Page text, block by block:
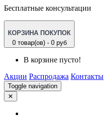
Бесплатные консультации
КОРЗИНА ПОКУПОК
0 товар(ов) - 0 руб
В корзине пусто!
Акции Распродажа Контакты
Toggle navigation
✕